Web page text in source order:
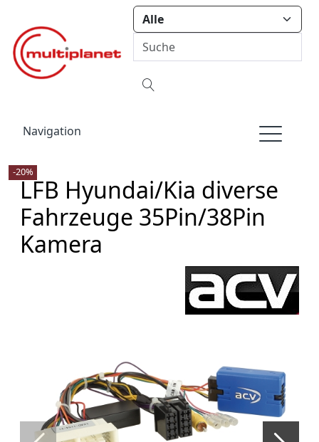
Navigation
LFB Hyundai/Kia diverse
Fahrzeuge 35Pin/38Pin
Kamera
-20%